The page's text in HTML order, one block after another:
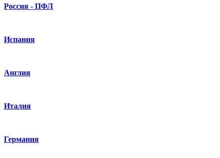
Россия - ПФЛ
Испания
Англия
Италия
Германия